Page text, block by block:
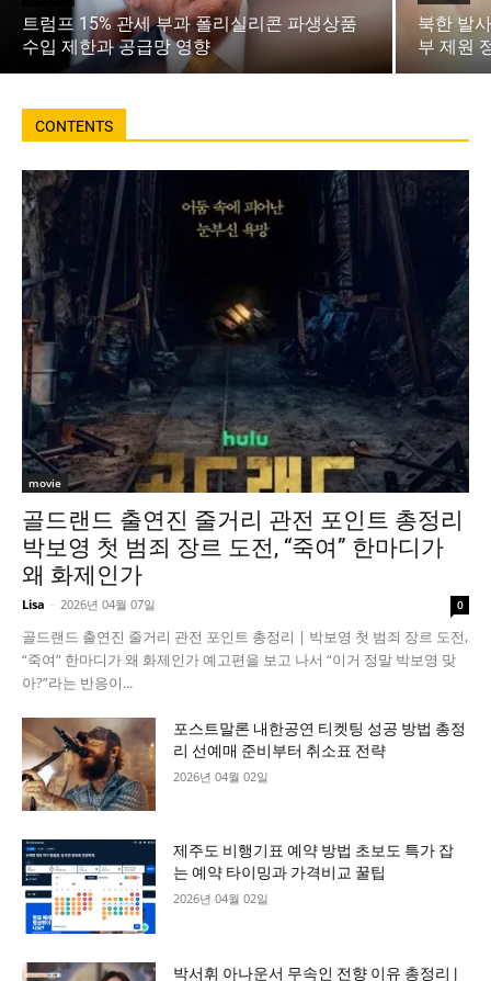
트럼프 15% 관세 부과 폴리실리콘 파생상품
수입 제한과 공급망 영향
북한 발
부 제원
CONTENTS
movie
골드랜드 출연진 줄거리 관전 포인트 총정리
박보영 첫 범죄 장르 도전, “죽여” 한마디가
왜 화제인가
Lisa - 2026년 04월 07일 0
골드랜드 출연진 줄거리 관전 포인트 총정리 | 박보영 첫 범죄 장르 도전,
“죽여” 한마디가 왜 화제인가 예고편을 보고 나서 “이거 정말 박보영 맞
아?”라는 반응이...
포스트말론 내한공연 티켓팅 성공 방법 총정
리 선예매 준비부터 취소표 전략
2026년 04월 02일
제주도 비행기표 예약 방법 초보도 특가 잡
는 예약 타이밍과 가격비교 꿀팁
2026년 04월 02일
박서휘 아나운서 무속인 전향 이유 총정리 |